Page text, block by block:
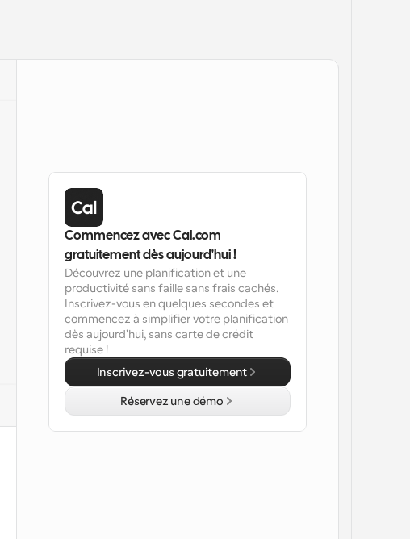
Commencez avec Cal.com
gratuitement dès aujourd'hui !
Découvrez une planification et une
productivité sans faille sans frais cachés.
Inscrivez-vous en quelques secondes et
commencez à simplifier votre planification
dès aujourd'hui, sans carte de crédit
requise !
Inscrivez-vous gratuitement
Réservez une démo